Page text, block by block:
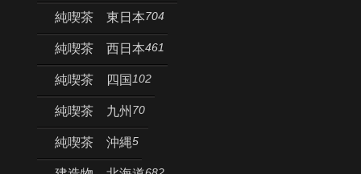
純喫茶 東日本704
純喫茶 西日本461
純喫茶 四国102
純喫茶 九州 70
純喫茶 沖縄5